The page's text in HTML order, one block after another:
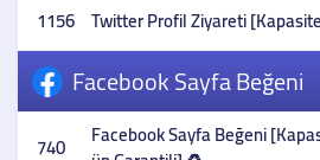
1156 Twitter Profil Ziyareti
Facebook Sayfa Beğeni
740 Facebook Sayfa Beğeni